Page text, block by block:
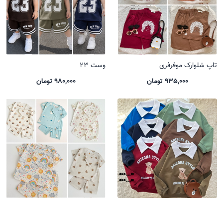
تاپ شلوارک موفرفری
935,000 تومان
وست 23
980,000 تومان